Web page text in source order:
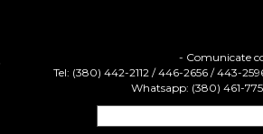
- Comunicate
Tel: (380) 442-2112 / 446-2656 / 443-
Whatsapp: (380) 461-